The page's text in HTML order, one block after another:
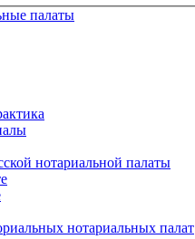
палаты
нотариальной палаты
нотариальных палат